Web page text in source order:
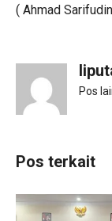
( Ahmad
Pos
Pos terkait